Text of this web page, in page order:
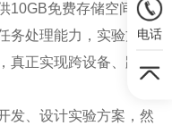
10GB免费存储空间。
务处理能力，实验方案
真正实现跨设备、跨地
发、设计实验方案，然
电话